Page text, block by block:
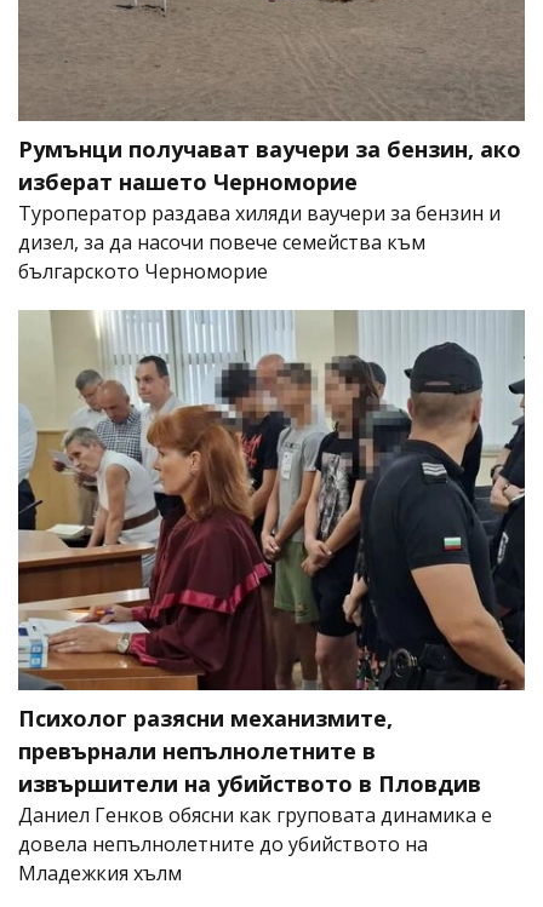
Румънци получават ваучери за бензин, ако
изберат нашето Черноморие
Туроператор раздава хиляди ваучери за бензин и
дизел, за да насочи повече семейства към
българското Черноморие
Психолог разясни механизмите,
превърнали непълнолетните в
извършители на убийството в Пловдив
Даниел Генков обясни как груповата динамика е
довела непълнолетните до убийството на
Младежкия хълм